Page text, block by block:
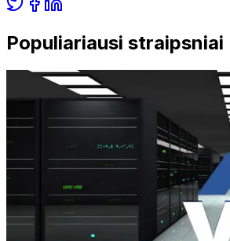
RoboLabs
ASPA
LocTracker
Peržiūrėti visas
Populiariausi straipsniai